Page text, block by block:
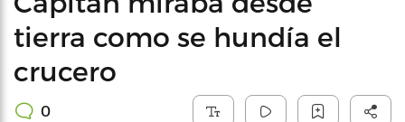
tierra como se hundía el
crucero
0